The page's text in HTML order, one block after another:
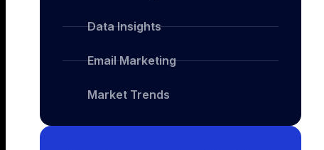
Data Insights
Email Marketing
Market Trends